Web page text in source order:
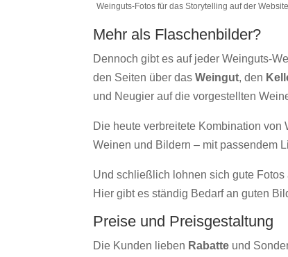
Weinguts-Fotos für das Storytelling auf der Website
Mehr als Flaschenbilder?
Dennoch gibt es auf jeder Weinguts-
den Seiten über dasWeingut, den
und Neugier auf die vorgestellten
Die heute verbreitete Kombination
Weinen und Bildern – mit passendem
Und schließlich lohnen sich gute
Hier gibt es ständig Bedarf an guten
Preise und Preisgestaltung
Die Kunden lieben Rabatte und